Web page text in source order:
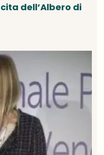
dell’Albero di